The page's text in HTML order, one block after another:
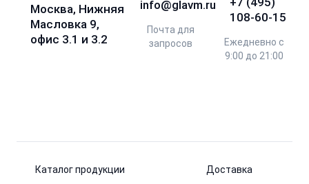
Москва, Нижняя
Масловка 9,
офис 3.1 и 3.2
info@glavm.ru
Почта для
запросов
108-60-15
Ежедневно с
9:00 до 21:00
Каталог продукции Доставка